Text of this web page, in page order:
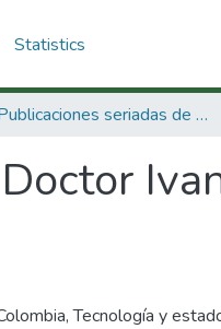
Statistics
Publicaciones seriadas de Minciencias
,Tecnología y